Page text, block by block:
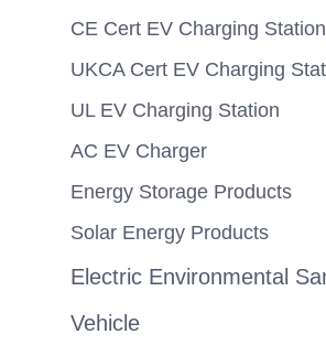
CE Cert EV Charging Station
UKCA Cert EV Charging
UL EV Charging Station
AC EV Charger
Energy Storage Products
Solar Energy Products
Electric Environmental
Vehicle